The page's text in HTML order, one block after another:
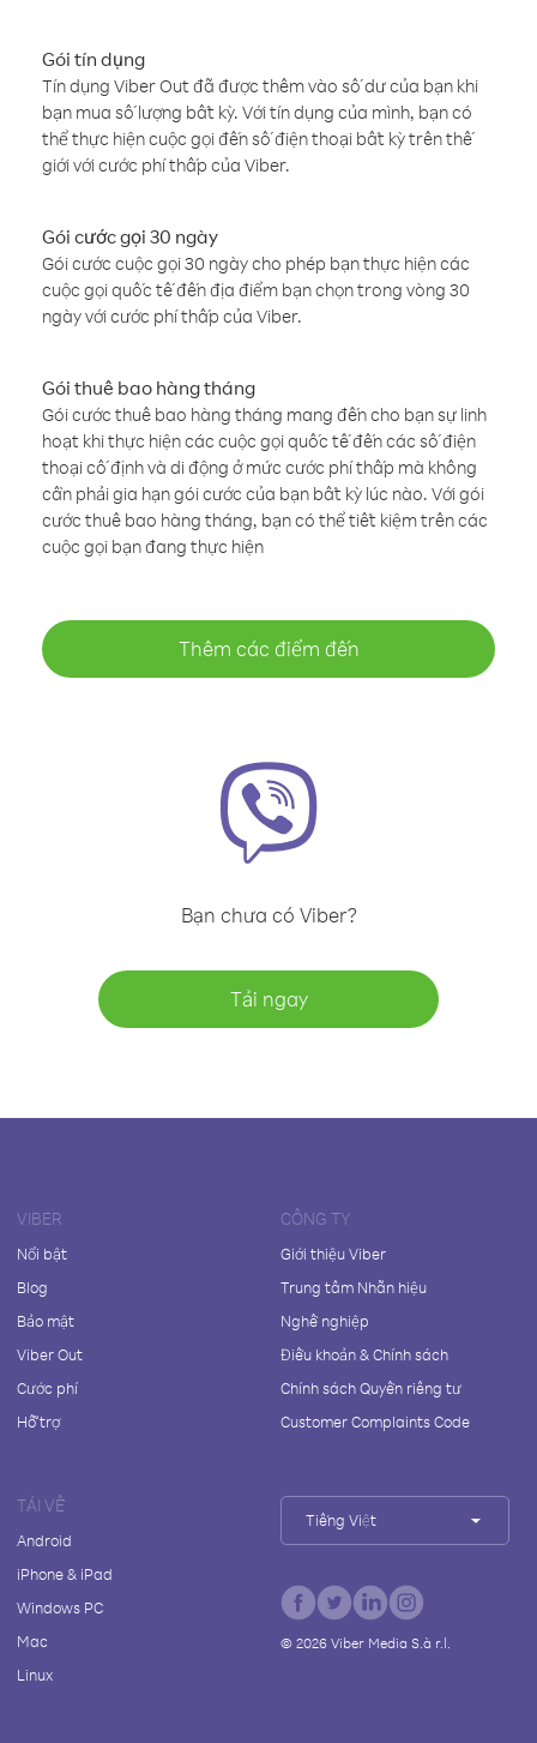
Gói tín dụng
Tín dụng Viber Out đã được thêm vào số dư của bạn khi
bạn mua số lượng bất kỳ. Với tín dụng của mình, bạn có
thể thực hiện cuộc gọi đến số điện thoại bất kỳ trên thế
giới với cước phí thấp của Viber.
Gói cước gọi 30 ngày
Gói cước cuộc gọi 30 ngày cho phép bạn thực hiện các
cuộc gọi quốc tế đến địa điểm bạn chọn trong vòng 30
ngày với cước phí thấp của Viber.
Gói thuê bao hàng tháng
Gói cước thuê bao hàng tháng mang đến cho bạn sự linh
hoạt khi thực hiện các cuộc gọi quốc tế đến các số điện
thoại cố định và di động ở mức cước phí thấp mà không
cần phải gia hạn gói cước của bạn bất kỳ lúc nào. Với gói
cước thuê bao hàng tháng, bạn có thể tiết kiệm trên các
cuộc gọi bạn đang thực hiện
Thêm các điểm đến
Bạn chưa có Viber?
Tải ngay
VIBER
Nổi bật
Blog
Bảo mật
Viber Out
Cước phí
Hỗ trợ
CÔNG TY
Giới thiệu Viber
Trung tâm Nhãn hiệu
Nghề nghiệp
Điều khoản & Chính sách
Chính sách Quyền riêng tư
Customer Complaints Code
TẢI VỀ
Android
iPhone & iPad
Windows PC
Mac
Linux
Tiếng Việt
© 2026Viber Media S.à r.l.